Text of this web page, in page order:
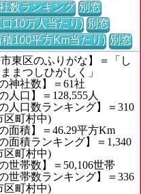
数ランキング 別窓
10万人当たり) 別窓
100平方Km当たり) 別窓
市東区のふりがな】＝「し
まつしひがしく」
神社数】＝61社
人口】＝128,555人
人口数ランキング】＝310
区町村中)
面積】＝46.29平方Km
面積ランキング】＝1,340
区町村中)
世帯数】＝50,106世帯
世帯数ランキング】＝336
区町村中)